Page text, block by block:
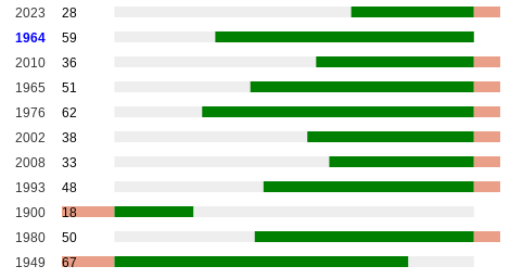
2023
28
1964
59
2010
36
1965
51
1976
62
2002
38
2008
33
1993
48
1900
18
1980
50
1949
67